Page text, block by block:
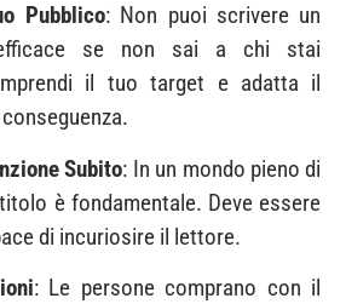
Pubblico: Non puoi scrivere un
se non sai a chi stai
il tuo target e adatta il
Subito: In un mondo pieno di
è fondamentale. Deve essere
di incuriosire il lettore.
: Le persone comprano con il